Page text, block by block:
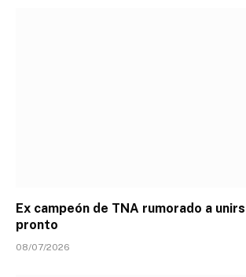
Ex campeón de TNA rumorado a
pronto
08/07/2026